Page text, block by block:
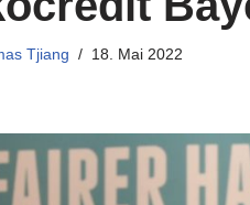
Tjiang 18. Mai 2022